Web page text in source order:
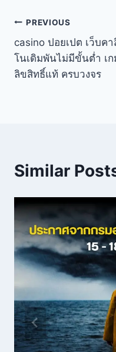
PREVIOUS
casino ปอยเปต เว็บคา
โนเดิมพันไม่มีขั้นต่ำ เก
ลิขสิทธิ์แท้ ครบวงจร
Similar